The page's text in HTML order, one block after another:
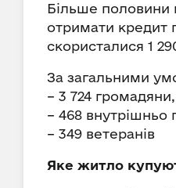
Більше половини
отримати кредит
скористалися 1
За загальними
– 3 724
– 468 внутрішньо
– 349 ветеранів
Яке житло